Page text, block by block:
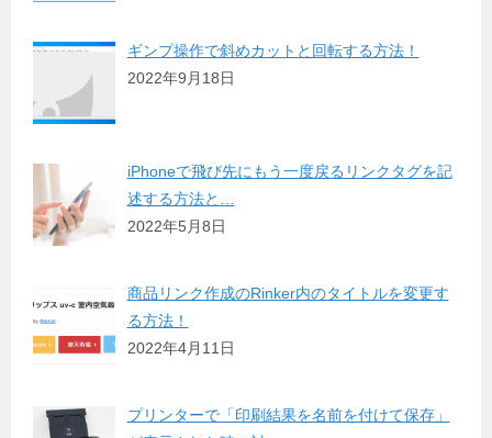
ギンプ操作で斜めカットと回転する方法！
2022年9月18日
iPhoneで飛び先にもう一度戻るリンクタグを記
述する方法と…
2022年5月8日
商品リンク作成のRinker内のタイトルを変更す
る方法！
2022年4月11日
プリンターで「印刷結果を名前を付けて保存」